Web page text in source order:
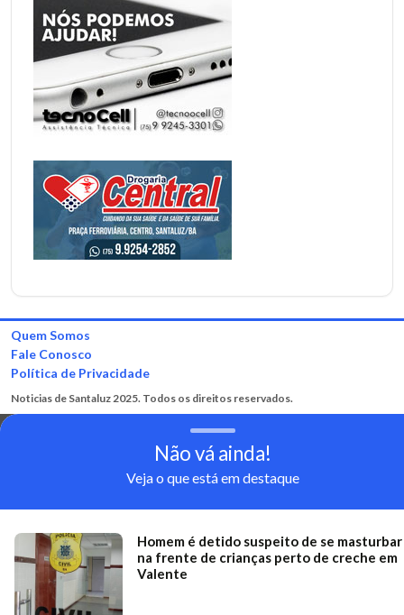
Quem Somos
Fale Conosco
Política de Privacidade
Noticias de Santaluz 2025. Todos os direitos reservados.
Não vá ainda!
Veja o que está em destaque
Homem é detido suspeito de se masturbar
na frente de crianças perto de creche em
Valente